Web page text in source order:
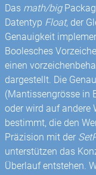
Das math/big
Datentyp Float, der
Genauigkeit
Boolesches
einen
dargestellt. Die
(Mantissengrösse in
oder wird auf andere
bestimmt, die den
Präzision mit der
unterstützen das
Überlauf entstehen.